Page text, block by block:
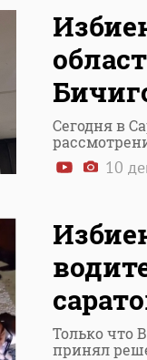
Сегодня в
10
Только что
принял